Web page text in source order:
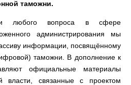
таможни.
любого вопроса в сфере
администрирования мы
информации, посвящённому
таможни. В дополнение к
официальные материалы
власти, связанные с проектом